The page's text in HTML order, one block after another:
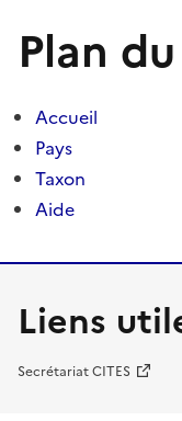
Plan
Accueil
Pays
Taxon
Aide
Liens
Secrétariat CITES